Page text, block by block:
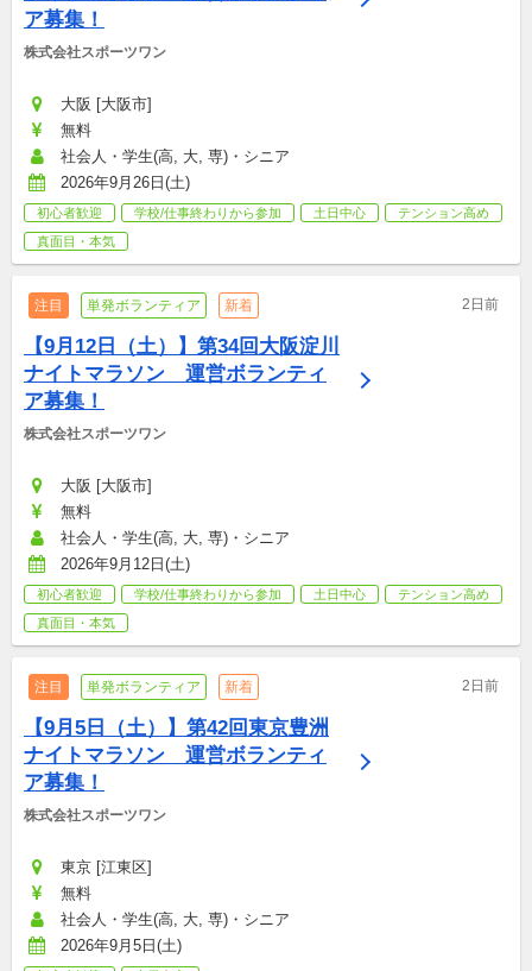
ア募集！
株式会社スポーツワン
大阪 [大阪市]
無料
社会人・学生(高, 大, 専)・シニア
2026年9月26日(土)
初心者歓迎 学校/仕事終わりから参加 土日中心
テンション高め
真面目・本気
注目 単発ボランティア 新着 2日前
【9月12日（土）】第34回大阪淀川
ナイトマラソン　運営ボランティ
ア募集！
株式会社スポーツワン
大阪 [大阪市]
無料
社会人・学生(高, 大, 専)・シニア
2026年9月12日(土)
初心者歓迎 学校/仕事終わりから参加 土日中心
テンション高め
真面目・本気
注目 単発ボランティア 新着 2日前
【9月5日（土）】第42回東京豊洲
ナイトマラソン　運営ボランティ
ア募集！
株式会社スポーツワン
東京 [江東区]
無料
社会人・学生(高, 大, 専)・シニア
2026年9月5日(土)